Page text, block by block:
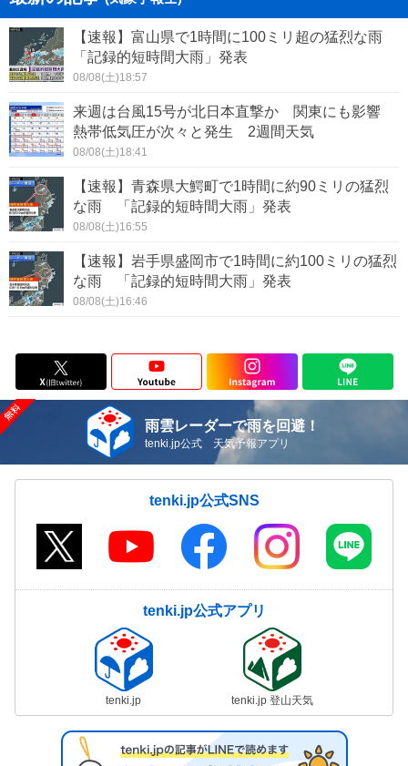
【速報】富山県で1時間に100ミリ超の猛烈な雨
「記録的短時間大雨」発表
08/08(土)18:57
来週は台風15号が北日本直撃か 関東にも影響
熱帯低気圧が次々と発生 2週間天気
08/08(土)18:41
【速報】青森県大鰐町で1時間に約90ミリの猛烈
な雨 「記録的短時間大雨」発表
08/08(土)16:55
【速報】岩手県盛岡市で1時間に約100ミリの猛烈
な雨 「記録的短時間大雨」発表
08/08(土)16:46
雨雲レーダーで雨を回避！
tenki.jp公式 天気予報アプリ
tenki.jp公式SNS
tenki.jp公式アプリ
tenki.jp tenki.jp 登山天気